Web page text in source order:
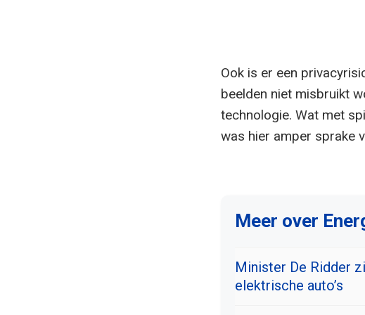
Ook is er een
beelden niet misbruikt
technologie. Wat met
was hier amper sprake
Meer over
Minister De Ridder
elektrische auto’s